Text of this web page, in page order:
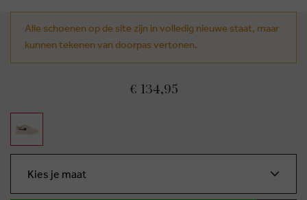
Alle schoenen op de site zijn in volledig nieuwe staat, maar
kunnen tekenen van doorpas vertonen.
€ 134,95
Kies je maat